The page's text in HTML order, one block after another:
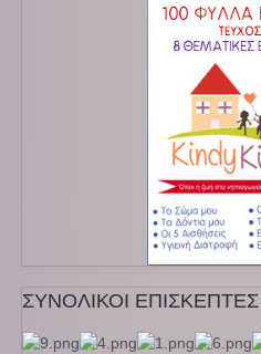
ΣΥΝΟΛΙΚΟΙ ΕΠΙΣΚΕΠΤΕΣ